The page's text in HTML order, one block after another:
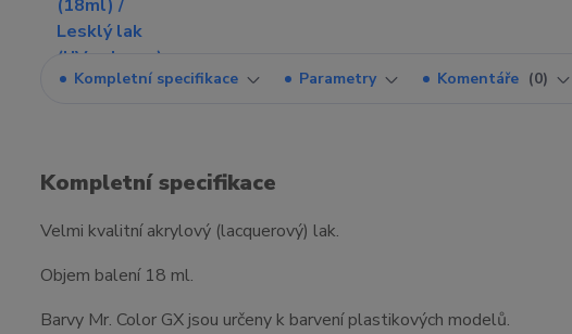
Kompletní specifikace Parametry Komentáře 0
Kompletní specifikace
Velmi kvalitní akrylový (lacquerový) lak.
Objem balení 18 ml.
Barvy Mr. Color GX jsou určeny k barvení plastikových modelů.